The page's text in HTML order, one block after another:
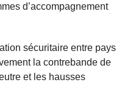
d’accompagnement
sécuritaire entre pays
la contrebande de
et les hausses